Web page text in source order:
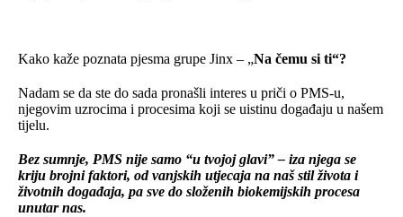
Kako kaže poznata pjesma grupe Jinx – „Na čemu si ti“?
Nadam se da ste do sada pronašli interes u priči o PMS-u,
njegovim uzrocima i procesima koji se uistinu događaju u našem
tijelu.
Bez sumnje, PMS nije samo “u tvojoj glavi” – iza njega se
kriju brojni faktori, od vanjskih utjecaja na naš stil života i
životnih događaja, pa sve do složenih biokemijskih procesa
unutar nas.